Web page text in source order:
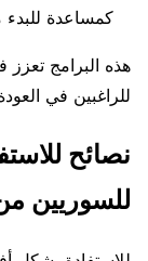
كمساعدة
هذه البرامج تعزز
للراغبين في
نصائح
للسوريين من